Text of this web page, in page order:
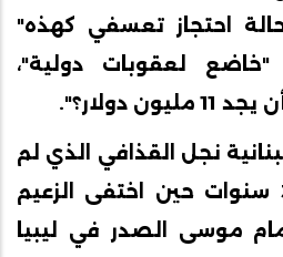
احتجاز تعسفي كهذه"
لعقوبات دولية"،
دولار؟".
نجل القذافي الذي لم
يكن يبلغ أكثر من 3 سنوات حين اختفى الزعيم
موسى الصدر في ليبيا